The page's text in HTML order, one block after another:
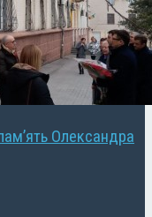
Олександра